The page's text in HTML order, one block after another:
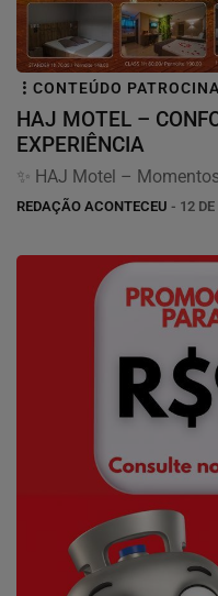
CONTEÚDO
HAJ MOTEL –
EXPERIÊNCIA
✨ HAJ Motel –
REDAÇÃO ACONTECEU - 12